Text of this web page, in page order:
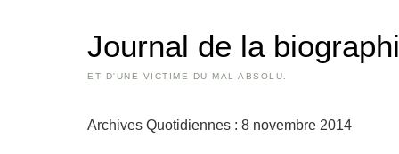
Journal de la
ET D'UNE VICTIME DU MAL ABSOLU.
Archives Quotidiennes : 8 novembre 2014